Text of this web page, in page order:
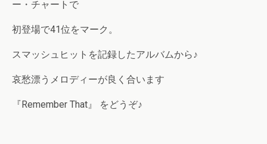
ー・チャートで
初登場で41位をマーク。
スマッシュヒットを記録したアルバムから♪
哀愁漂うメロディーが良く合います
『Remember That』 をどうぞ♪